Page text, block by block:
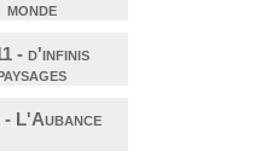
monde
- d'infinis
- L'Aubance